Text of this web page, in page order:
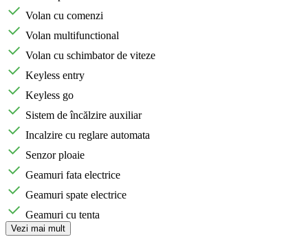
Volan cu comenzi
Volan multifunctional
Volan cu schimbator de viteze
Keyless entry
Keyless go
Sistem de încălzire auxiliar
Incalzire cu reglare automata
Senzor ploaie
Geamuri fata electrice
Geamuri spate electrice
Geamuri cu tenta
Vezi mai mult